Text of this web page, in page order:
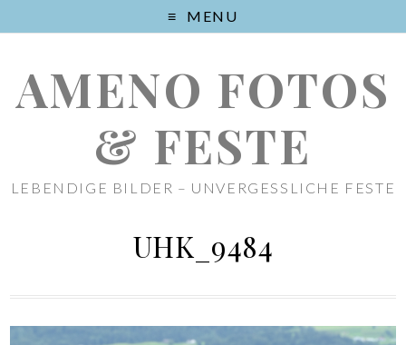
MENU
AMENO FOTOS
& FESTE
LEBENDIGE BILDER – UNVERGESSLICHE FESTE
UHK_9484